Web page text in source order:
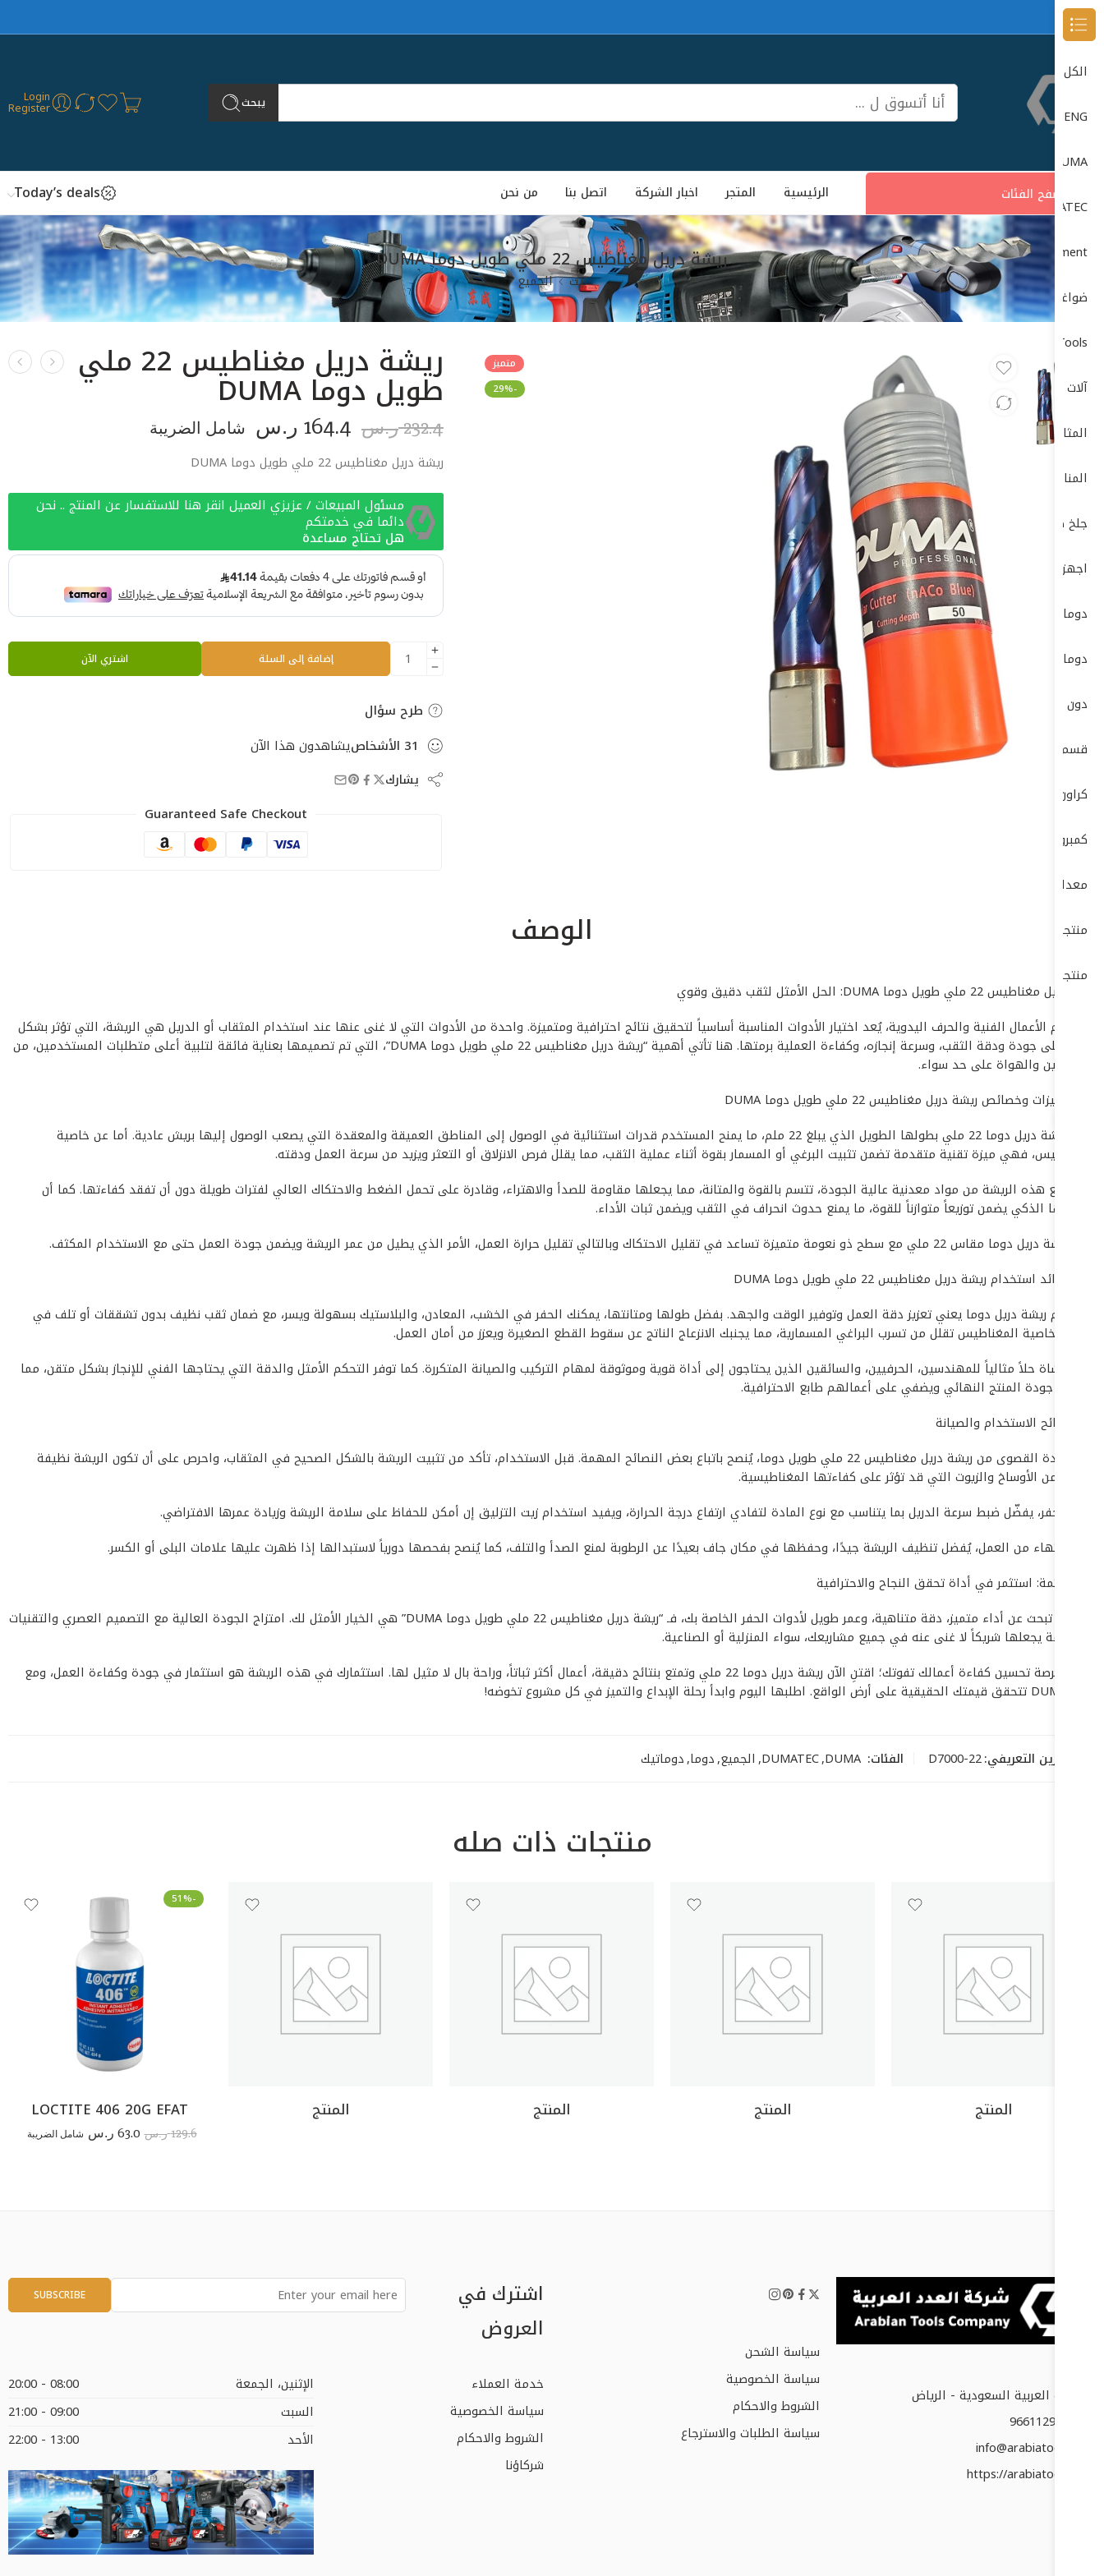
يبحث Login
Register
تصفح الفئات الرئيسية المتجر اخبار الشركة اتصل بنا من نحن Today’s deals
ريشة دريل مغناطيس 22 ملي طويل دوما DUMA
بيت الجميع
متميز
-29%
ريشة دريل مغناطيس 22 ملي
طويل دوما DUMA
232.4 ر.س 164.4 ر.س شامل الضريبة
ريشة دريل مغناطيس 22 ملي طويل دوما DUMA
مسئول المبيعات / عزيزي العميل انقر هنا للاستفسار عن المنتج .. نحن
دائما في خدمتكم
هل تحتاج مساعدة
إضافة إلى السلة اشتري الآن
طرح سؤال
31 الأشخاصيشاهدون هذا الآن
يشارك
Guaranteed Safe Checkout
الوصف
ريشة دريل مغناطيس 22 ملي طويل دوما DUMA: الحل الأمثل لثقب دقيق وقوي
في عالم الأعمال الفنية والحرف اليدوية، يُعد اختيار الأدوات المناسبة أساسياً لتحقيق نتائج احترافية ومتميزة. واحدة من الأدوات التي لا غنى عنها عند استخدام المثقاب أو الدريل هي الريشة، التي تؤثر بشكل
مباشر على جودة ودقة الثقب، وسرعة إنجازه، وكفاءة العملية برمتها. هنا تأتي أهمية “ريشة دريل مغناطيس 22 ملي طويل دوما DUMA”، التي تم تصميمها بعناية فائقة لتلبية أعلى متطلبات المستخدمين، من
المحترفين والهواة على حد سواء.
### مميزات وخصائص ريشة دريل مغناطيس 22 ملي طويل دوما DUMA
تتميز ريشة دريل دوما 22 ملي بطولها الطويل الذي يبلغ 22 ملم، ما يمنح المستخدم قدرات استثنائية في الوصول إلى المناطق العميقة والمعقدة التي يصعب الوصول إليها بريش عادية. أما عن خاصية
المغناطيس، فهي ميزة تقنية متقدمة تضمن تثبيت البرغي أو المسمار بقوة أثناء عملية الثقب، مما يقلل فرص الانزلاق أو التعثر ويزيد من سرعة العمل ودقته.
تم تصنيع هذه الريشة من مواد معدنية عالية الجودة، تتسم بالقوة والمتانة، مما يجعلها مقاومة للصدأ والاهتراء، وقادرة على تحمل الضغط والاحتكاك العالي لفترات طويلة دون أن تفقد كفاءتها. كما أن
تصميمها الذكي يضمن توزيعاً متوازناً للقوة، ما يمنع حدوث انحراف في الثقب ويضمن ثبات الأداء.
تأتي ريشة دريل دوما مقاس 22 ملي مع سطح ذو نعومة متميزة تساعد في تقليل الاحتكاك وبالتالي تقليل حرارة العمل، الأمر الذي يطيل من عمر الريشة ويضمن جودة العمل حتى مع الاستخدام المكثف.
### فوائد استخدام ريشة دريل مغناطيس 22 ملي طويل دوما DUMA
استخدام ريشة دريل دوما يعني تعزيز دقة العمل وتوفير الوقت والجهد. بفضل طولها ومتانتها، يمكنك الحفر في الخشب، المعادن، والبلاستيك بسهولة ويسر، مع ضمان ثقب نظيف بدون تشققات أو تلف في
المادة. خاصية المغناطيس تقلل من تسرب البراغي المسمارية، مما يجنبك الانزعاج الناتج عن سقوط القطع الصغيرة ويعزز من أمان العمل.
تعد الرشاة حلاً مثالياً للمهندسين، الحرفيين، والسائقين الذين يحتاجون إلى أداة قوية وموثوقة لمهام التركيب والصيانة المتكررة. كما توفر التحكم الأمثل والدقة التي يحتاجها الفني للإنجاز بشكل متقن، مما
يعزز من جودة المنتج النهائي ويضفي على أعمالهم طابع الاحترافية.
### نصائح الاستخدام والصيانة
للاستفادة القصوى من ريشة دريل مغناطيس 22 ملي طويل دوما، يُنصح باتباع بعض النصائح المهمة. قبل الاستخدام، تأكد من تثبيت الريشة بالشكل الصحيح في المثقاب، واحرص على أن تكون الريشة نظيفة
وخالية من الأوساخ والزيوت التي قد تؤثر على كفاءتها المغناطيسية.
خلال الحفر، يفضّل ضبط سرعة الدريل بما يتناسب مع نوع المادة لتفادي ارتفاع درجة الحرارة، ويفيد استخدام زيت التزليق إن أمكن للحفاظ على سلامة الريشة وزيادة عمرها الافتراضي.
بعد الانتهاء من العمل، يُفضل تنظيف الريشة جيدًا، وحفظها في مكان جاف بعيدًا عن الرطوبة لمنع الصدأ والتلف، كما يُنصح بفحصها دورياً لاستبدالها إذا ظهرت عليها علامات البلى أو الكسر.
### خاتمة: استثمر في أداة تحقق النجاح والاحترافية
إذا كنت تبحث عن أداء متميز، دقة متناهية، وعمر طويل لأدوات الحفر الخاصة بك، فـ “ريشة دريل مغناطيس 22 ملي طويل دوما DUMA” هي الخيار الأمثل لك. امتزاج الجودة العالية مع التصميم العصري والتقنيات
المتقدمة يجعلها شريكاً لا غنى عنه في جميع مشاريعك، سواء المنزلية أو الصناعية.
لا تدع فرصة تحسين كفاءة أعمالك تفوتك؛ اقتنِ الآن ريشة دريل دوما 22 ملي وتمتع بنتائج دقيقة، أعمال أكثر ثباتاً، وراحة بال لا مثيل لها. استثمارك في هذه الريشة هو استثمار في جودة وكفاءة العمل، ومع
رمز التخزين التعريفي:D7000-22 الفئات: DUMA
,
DUMATEC
,الجميع,دوما,دوماتيك
منتجات ذات صله
المنتج المنتج المنتج المنتج
-51%
LOCTITE 406 20G EFAT
129.6 ر.س 63.0 ر.س شامل الضريبة
المملكة العربية السعودية - الرياض
info@arabiatools.com
https://arabiatools.com
سياسة الشحن
سياسة الخصوصية
الشروط والاحكام
سياسة الطلبات والاسترجاع
اشترك في
العروض
خدمة العملاء
سياسة الخصوصية
الشروط والاحكام
شركاؤنا
الإثنين، الجمعة
08:00 - 20:00
السبت
09:00 - 21:00
الأحد
13:00 - 22:00
الكل
DONG CHENG دون شون
DUMA
DUMATEC
Garage Equipment (معدات الورش)
ضواغط الهواء (Air Compressors)
Power Tools (الأدوات الكهربائية)
آلات الصنفرة (Sanders)
المثاقب الكهربائية (Drills)
المناشير الكهربائية (Saws)
جلخ صاروخ
اجهزة-كهربائية-وضغط-عالي
دوما
دوماتيك
دون شون DONG CHENG
قسم الكهرباء ELECTRIC DEP
كراون- CROWN
كمبروسرات + طرمبات
معدات البناشر ومراكز الصيانة
منتجات بوش – BOSCH
منتجات ماكيتا – MAKITA